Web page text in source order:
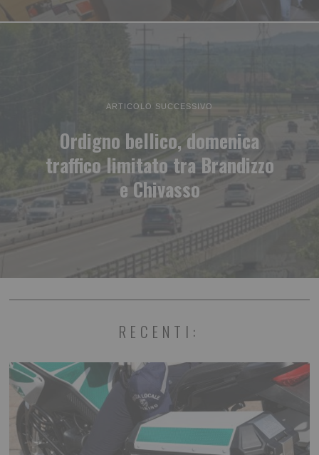
ARTICOLO SUCCESSIVO
Ordigno bellico, domenica
traffico limitato tra Brandizzo
e Chivasso
RECENTI: